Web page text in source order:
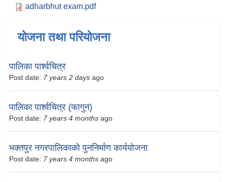
adharbhut exam.pdf
योजना तथा परियोजना
पालिका पार्श्वचित्र
Post date: 7 years 2 days ago
पालिका पार्श्वचित्र (फागुन)
Post date: 7 years 4 months ago
भक्तपुर नगरपालिकाको पुननिर्माण कार्ययोजना
Post date: 7 years 4 months ago